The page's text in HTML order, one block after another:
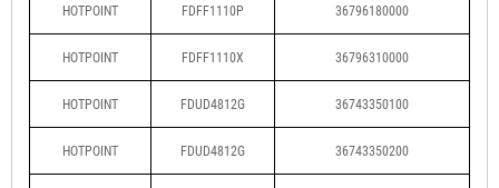
HOTPOINT FDFF1110P 36796180000
HOTPOINT FDFF1110X 36796310000
HOTPOINT FDUD4812G 36743350100
HOTPOINT FDUD4812G 36743350200